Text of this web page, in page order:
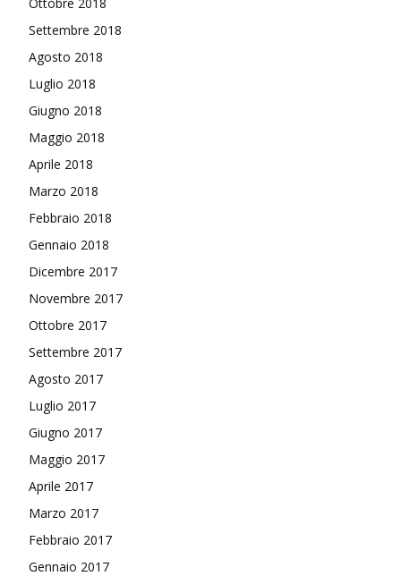
Settembre 2018
Agosto 2018
Luglio 2018
Giugno 2018
Maggio 2018
Aprile 2018
Marzo 2018
Febbraio 2018
Gennaio 2018
Dicembre 2017
Novembre 2017
Ottobre 2017
Settembre 2017
Agosto 2017
Luglio 2017
Giugno 2017
Maggio 2017
Aprile 2017
Marzo 2017
Febbraio 2017
Gennaio 2017